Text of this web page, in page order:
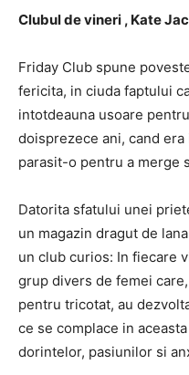
Clubul de vineri , Kate
Friday Club spune
fericita, in ciuda faptului
intotdeauna usoare
doisprezece ani, cand
parasit-o pentru a merge
Datorita sfatului unei
un magazin dragut de
un club curios: In fiecare
grup divers de femei
pentru tricotat, au
ce se complace in
dorintelor, pasiunilor si